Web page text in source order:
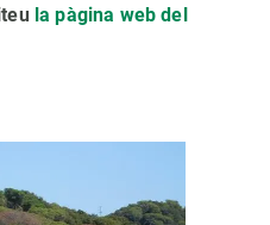
la pàgina web del